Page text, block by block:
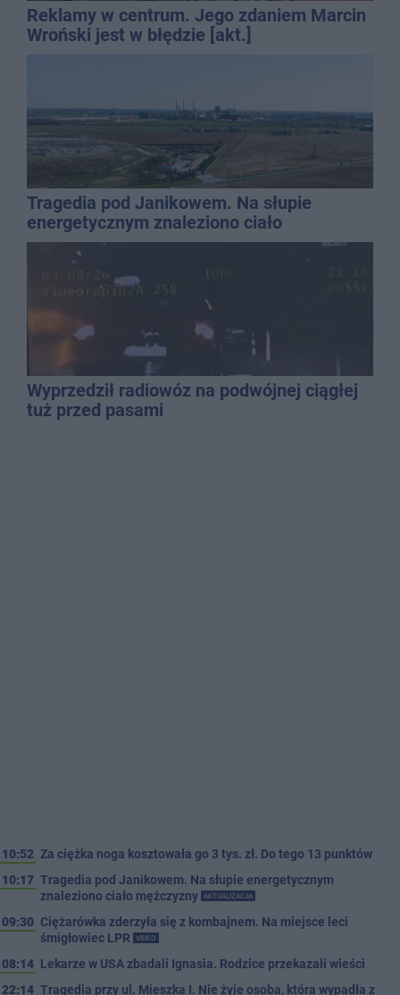
Reklamy w centrum. Jego zdaniem Marcin
Wroński jest w błędzie [akt.]
Tragedia pod Janikowem. Na słupie
energetycznym znaleziono ciało
mężczyzny
Wyprzedził radiowóz na podwójnej ciągłej
tuż przed pasami
10:52 Za ciężka noga kosztowała go 3 tys. zł. Do tego 13 punktów
10:17 Tragedia pod Janikowem. Na słupie energetycznym
znaleziono ciało mężczyzny
AKTUALIZACJA
09:30 Ciężarówka zderzyła się z kombajnem. Na miejsce leci
śmigłowiec LPR
VIDEO
08:14 Lekarze w USA zbadali Ignasia. Rodzice przekazali wieści
22:14 Tragedia przy ul. Mieszka I. Nie żyje osoba, która wypadła z